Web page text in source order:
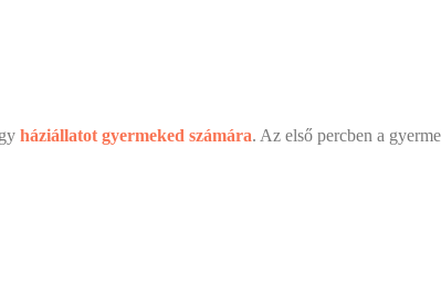
háziállatot gyermeked számára. Az első percben a